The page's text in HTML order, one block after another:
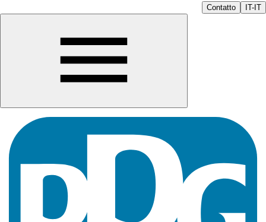
Contatto IT-IT